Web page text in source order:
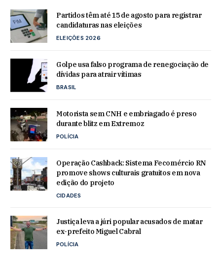
Partidos têm até 15 de agosto para registrar
candidaturas nas eleições
ELEIÇÕES 2026
Golpe usa falso programa de renegociação de
dívidas para atrair vítimas
BRASIL
Motorista sem CNH e embriagado é preso
durante blitz em Extremoz
POLÍCIA
Operação Cashback: Sistema Fecomércio RN
promove shows culturais gratuitos em nova
edição do projeto
CIDADES
Justiça leva a júri popular acusados de matar
ex-prefeito Miguel Cabral
POLÍCIA